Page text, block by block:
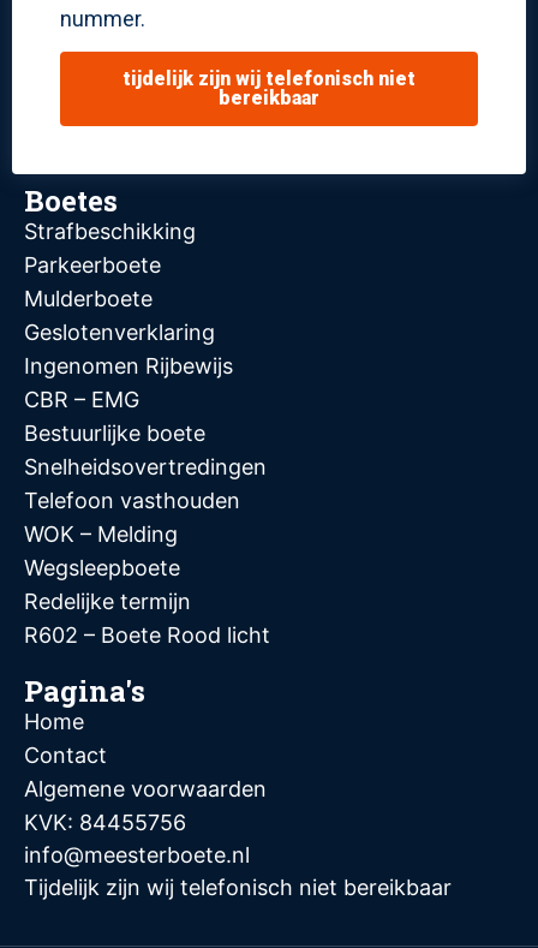
Pagina's
Home
Contact
Algemene voorwaarden
KVK: 84455756
info@meesterboete.nl
Tijdelijk zijn wij telefonisch niet bereikbaar
Boetes
Strafbeschikking
Parkeerboete
Mulderboete
Geslotenverklaring
Ingenomen Rijbewijs
CBR – EMG
Bestuurlijke boete
Snelheidsovertredingen
Telefoon vasthouden
WOK – Melding
Wegsleepboete
Redelijke termijn
R602 – Boete Rood licht
nummer.
tijdelijk zijn wij telefonisch niet
bereikbaar